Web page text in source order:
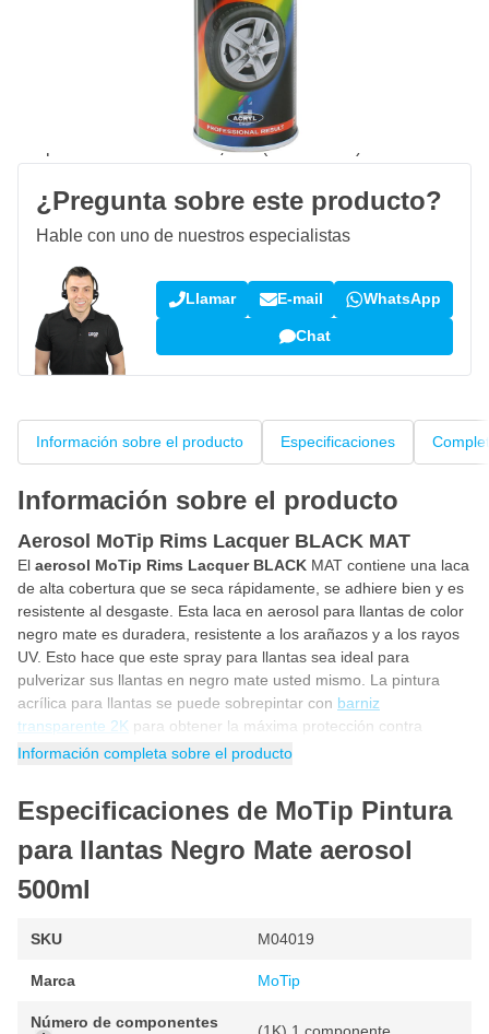
Haz tu pedido antes de las 23:59,
desde 150,- €
devoluciones & cambios
Opiniones de clientes:4,15/5(792 críticas)
¿Pregunta sobre este producto?
Hable con uno de nuestros especialistas
Llamar E-mail WhatsApp
Chat
Información sobre el producto Especificaciones
Información sobre el producto
Aerosol MoTip Rims Lacquer BLACK MAT
El aerosol MoTip Rims Lacquer BLACK MAT contiene una laca
de alta cobertura que se seca rápidamente, se adhiere bien y es
resistente al desgaste. Esta laca en aerosol para llantas de color
negro mate es duradera, resistente a los arañazos y a los rayos
UV. Esto hace que este spray para llantas sea ideal para
pulverizar sus llantas en negro mate usted mismo. La pintura
acrílica para llantas se puede sobrepintar con barniz
transparente 2K para obtener la máxima protección contra
arañazos, sal de carretera, polvo de frenos, gasolina, gasóleo y
Pintar llantas en negro mate
Rocíe sus llantas de negro matecon este spray para llantas
MoTip. La pintura negra para llantas se seca en mate y tiene una
gran adherencia, por lo que se adhiere bien tanto a llantas de
Antes de empezar, limpia bien las llantas. Utilice un
desengrasante de alta calidad o un eliminador de silicona.
Información completa sobre el producto
Especificaciones de MoTip Pintura
para llantas Negro Mate aerosol
500ml
SKU M04019
Marca MoTip
Número de componentes